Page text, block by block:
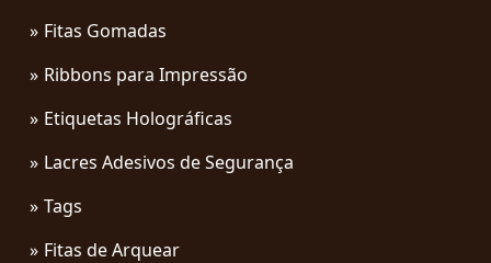
Fitas Gomadas
Ribbons para Impressão
Etiquetas Holográficas
Lacres Adesivos de Segurança
Tags
Fitas de Arquear